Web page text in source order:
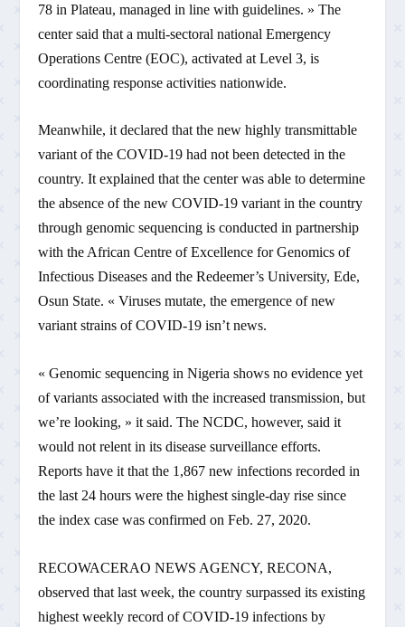
78 in Plateau, managed in line with guidelines. » The
center said that a multi-sectoral national Emergency
Operations Centre (EOC), activated at Level 3, is
coordinating response activities nationwide.
Meanwhile, it declared that the new highly transmittable
variant of the COVID-19 had not been detected in the
country. It explained that the center was able to determine
the absence of the new COVID-19 variant in the country
through genomic sequencing is conducted in partnership
with the African Centre of Excellence for Genomics of
Infectious Diseases and the Redeemer’s University, Ede,
Osun State. « Viruses mutate, the emergence of new
variant strains of COVID-19 isn’t news.
« Genomic sequencing in Nigeria shows no evidence yet
of variants associated with the increased transmission, but
we’re looking, » it said. The NCDC, however, said it
would not relent in its disease surveillance efforts.
Reports have it that the 1,867 new infections recorded in
the last 24 hours were the highest single-day rise since
the index case was confirmed on Feb. 27, 2020.
RECOWACERAO NEWS AGENCY, RECONA,
observed that last week, the country surpassed its existing
highest weekly record of COVID-19 infections by